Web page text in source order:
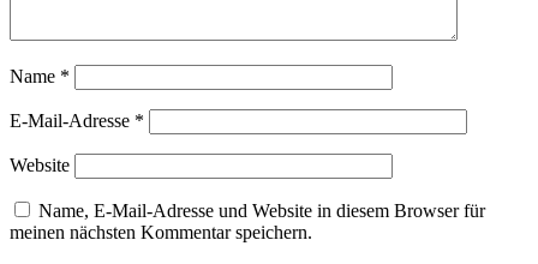
Name *
E-Mail-Adresse *
Website
Name, E-Mail-Adresse und Website in diesem Browser für
meinen nächsten Kommentar speichern.